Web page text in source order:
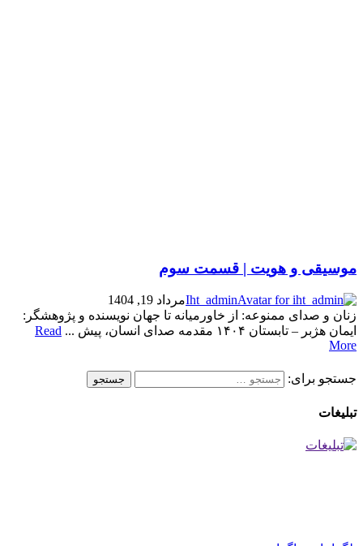
موسیقی و هویت | قسمت سوم
Iht_adminمرداد 19, 1404
زنان و صدای ممنوعه: از خاورمیانه تا جهان نویسنده و پژوهشگر:
ایمان هژبر – تابستان ۱۴۰۴ مقدمه صدای انسان، پیش ...
Read
More
جستجو برای:
تبلیغات